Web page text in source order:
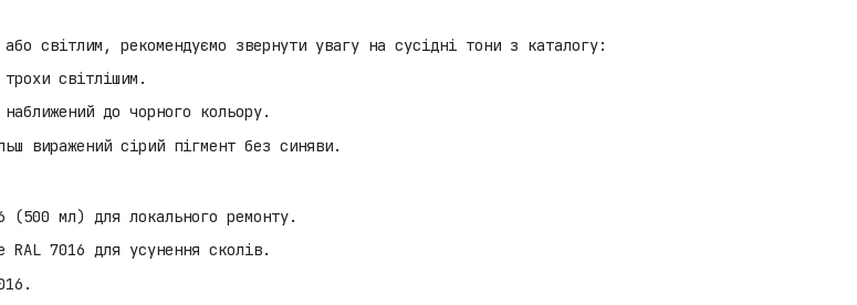
світлим, рекомендуємо звернути увагу на сусідні тони з каталогу:
світлішим.
до чорного кольору.
виражений сірий пігмент без синяви.
(500 мл) для локального ремонту.
RAL 7016 для усунення сколів.